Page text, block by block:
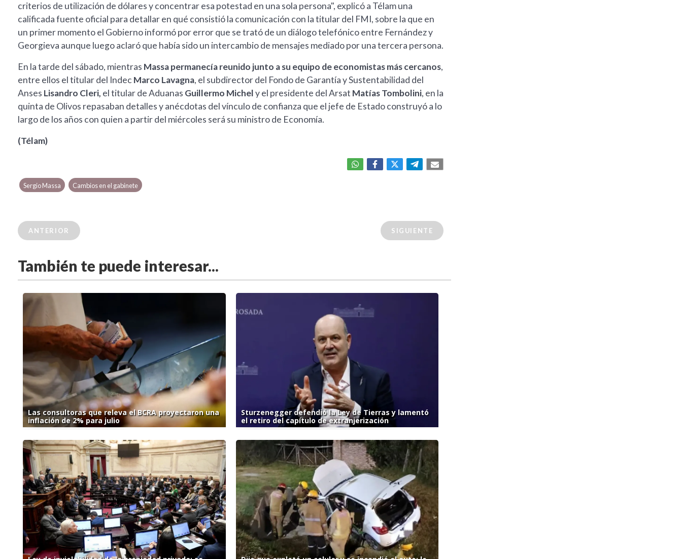
criterios de utilización de dólares y concentrar esa potestad en una sola persona", explicó a Télam una
calificada fuente oficial para detallar en qué consistió la comunicación con la titular del FMI, sobre la que en
un primer momento el Gobierno informó por error que se trató de un diálogo telefónico entre Fernández y
Georgieva aunque luego aclaró que había sido un intercambio de mensajes mediado por una tercera persona.
En la tarde del sábado, mientras Massa permanecía reunido junto a su equipo de economistas más cercanos,
entre ellos el titular del Indec Marco Lavagna, el subdirector del Fondo de Garantía y Sustentabilidad del
Anses Lisandro Cleri, el titular de Aduanas Guillermo Michely el presidente del Arsat Matías Tombolini, en la
quinta de Olivos repasaban detalles y anécdotas del vínculo de confianza que el jefe de Estado construyó a lo
largo de los años con quien a partir del miércoles será su ministro de Economía.
(Télam)
Sergio Massa Cambios en el gabinete
ANTERIOR SIGUIENTE
También te puede interesar...
Las consultoras que releva el BCRA proyectaron una
inflación de 2% para julio
Sturzenegger defendió la Ley de Tierras y lamentó
el retiro del capítulo de extranjerización